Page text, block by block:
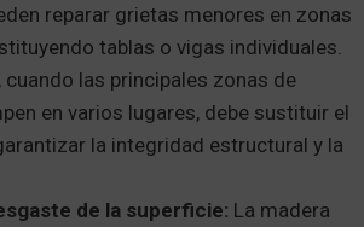
reparar grietas menores en zonas
tablas o vigas individuales.
cuando las principales zonas de
en varios lugares, debe sustituir el
la integridad estructural y la
de la superficie: La madera